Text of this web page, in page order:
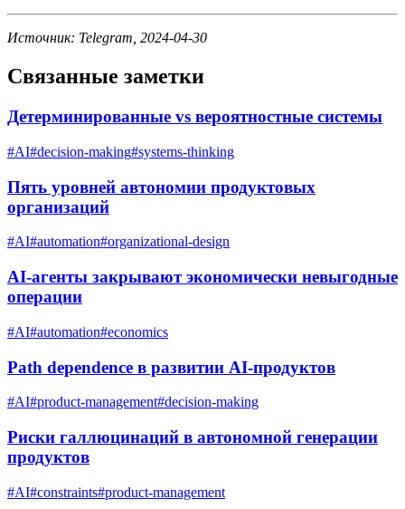
Источник: Telegram, 2024-04-30
Связанные заметки
Детерминированные vs вероятностные системы
#AI#decision-making#systems-thinking
Пять уровней автономии продуктовых
организаций
#AI#automation#organizational-design
AI-агенты закрывают экономически невыгодные
операции
#AI#automation#economics
Path dependence в развитии AI-продуктов
#AI#product-management#decision-making
Риски галлюцинаций в автономной генерации
продуктов
#AI#constraints#product-management